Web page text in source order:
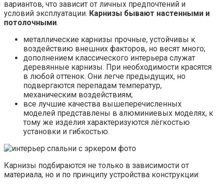
вариантов, что зависит от личных предпочтений и
условий эксплуатации. Карнизы бывают настенными и
потолочными.
металлические карнизы прочные, устойчивы к
воздействию внешних факторов, но весят много;
дополнением классического интерьера служат
деревянные карнизы. При необходимости красятся
в любой оттенок. Они легче предыдущих, но
подвергаются перепадам температур,
механическим воздействиям;
все лучшие качества вышеперечисленных
моделей представлены в алюминиевых моделях, к
тому же изделия характеризуются лёгкостью
установки и гибкостью.
Карнизы подбираются не только в зависимости от
материала, но и по принципу устройства конструкции: